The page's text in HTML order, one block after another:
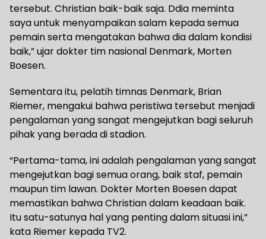
tersebut. Christian baik-baik saja. Ddia meminta
saya untuk menyampaikan salam kepada semua
pemain serta mengatakan bahwa dia dalam kondisi
baik,” ujar dokter tim nasional Denmark, Morten
Boesen.
Sementara itu, pelatih timnas Denmark, Brian
Riemer, mengakui bahwa peristiwa tersebut menjadi
pengalaman yang sangat mengejutkan bagi seluruh
pihak yang berada di stadion.
“Pertama-tama, ini adalah pengalaman yang sangat
mengejutkan bagi semua orang, baik staf, pemain
maupun tim lawan. Dokter Morten Boesen dapat
memastikan bahwa Christian dalam keadaan baik.
Itu satu-satunya hal yang penting dalam situasi ini,”
kata Riemer kepada TV2.